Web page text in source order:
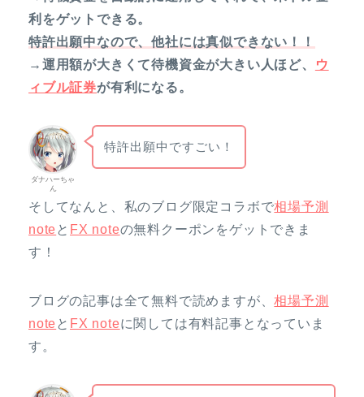
利をゲットできる。
特許出願中なので、他社には真似できない！！
→運用額が大きくて待機資金が大きい人ほど、
ウ
ィブル証券が有利になる。
ダナハーちゃ
ん
特許出願中ですごい！
そしてなんと、私のブログ限定コラボで相場予測
note と FX noteの無料クーポンをゲットできま
す！
ブログの記事は全て無料で読めますが、相場予測
note と FX noteに関しては有料記事となっていま
す。